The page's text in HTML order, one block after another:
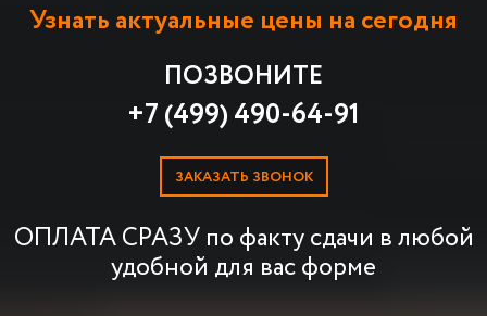
Узнать актуальные цены на сегодня
ПОЗВОНИТЕ
+7 (499) 490-64-91
ЗАКАЗАТЬ ЗВОНОК
ОПЛАТА СРАЗУ по факту сдачи в любой
удобной для вас форме